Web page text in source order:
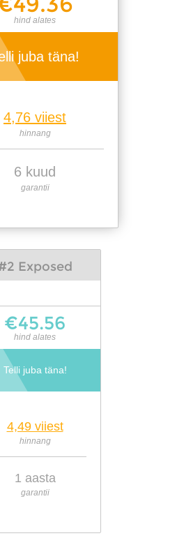
hind alates
juba täna!
4,76 viiest
hinnang
6 kuud
garantii
Exposed
€45.56
hind alates
Telli juba täna!
4,49 viiest
hinnang
1 aasta
garantii